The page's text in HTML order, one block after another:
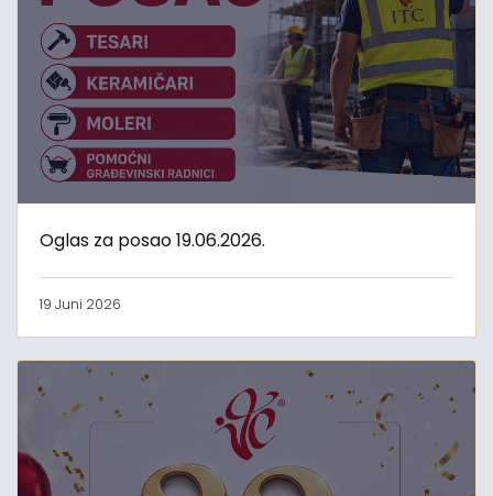
Oglas za posao 19.06.2026.
19 Juni 2026